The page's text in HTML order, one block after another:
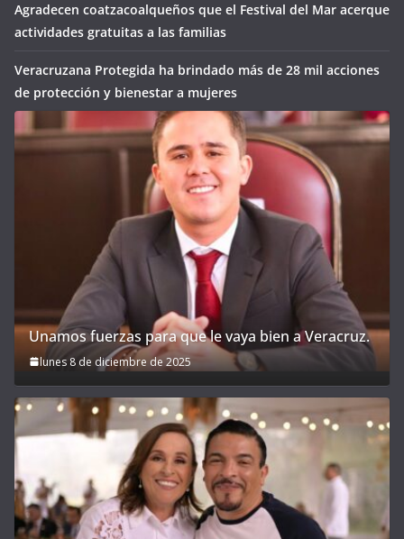
Agradecen coatzacoalqueños que el Festival del Mar acerque
actividades gratuitas a las familias
Veracruzana Protegida ha brindado más de 28 mil acciones
de protección y bienestar a mujeres
Unamos fuerzas para que le vaya bien a Veracruz.
lunes 8 de diciembre de 2025